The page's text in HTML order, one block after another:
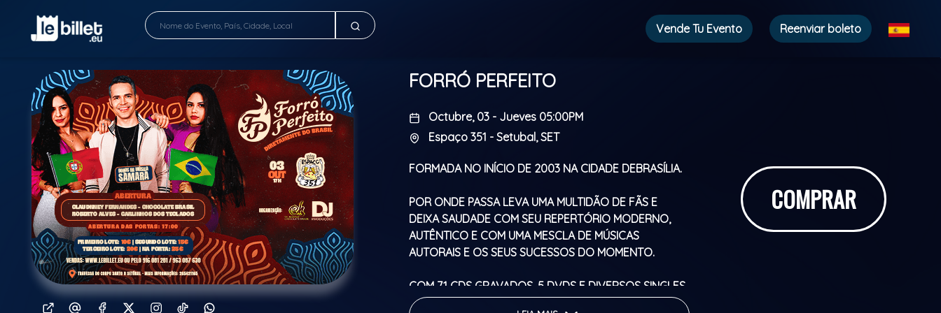
Vende Tu Evento Reenviar boleto
FORRÓ PERFEITO
Octubre, 03 - Jueves 05:00PM
Espaço 351 - Setubal, SET
FORMADA NO INÍCIO DE 2003 NA CIDADE DEBRASÍLIA.
POR ONDE PASSA LEVA UMA MULTIDÃO DE FÃS E
DEIXA SAUDADE COM SEU REPERTÓRIO MODERNO,
AUTÊNTICO E COM UMA MESCLA DE MÚSICAS
AUTORAIS E OS SEUS SUCESSOS DO MOMENTO.
COM 71 CDS GRAVADOS, 5 DVDS E DIVERSOS SINGLES,
A BANDA É CONHECIDA NACOINALMENTE PELOS
COMPRAR